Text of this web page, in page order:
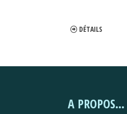
DÉTAILS
A PROPOS...